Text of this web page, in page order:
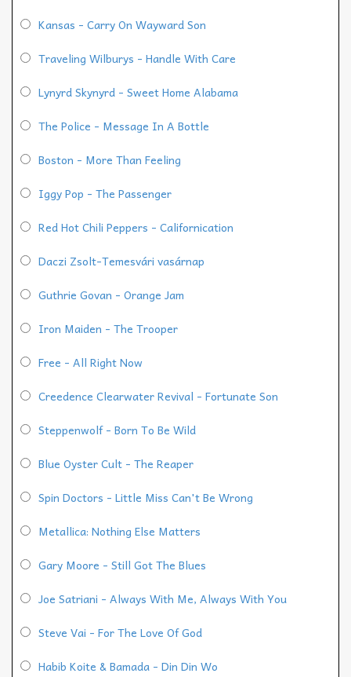
Kansas - Carry On Wayward Son
Traveling Wilburys - Handle With Care
Lynyrd Skynyrd - Sweet Home Alabama
The Police - Message In A Bottle
Boston - More Than Feeling
Iggy Pop - The Passenger
Red Hot Chili Peppers - Californication
Daczi Zsolt-Temesvári vasárnap
Guthrie Govan - Orange Jam
Iron Maiden - The Trooper
Free - All Right Now
Creedence Clearwater Revival - Fortunate Son
Steppenwolf - Born To Be Wild
Blue Oyster Cult - The Reaper
Spin Doctors - Little Miss Can't Be Wrong
Metallica: Nothing Else Matters
Gary Moore - Still Got The Blues
Joe Satriani - Always With Me, Always With You
Steve Vai - For The Love Of God
Habib Koite & Bamada - Din Din Wo